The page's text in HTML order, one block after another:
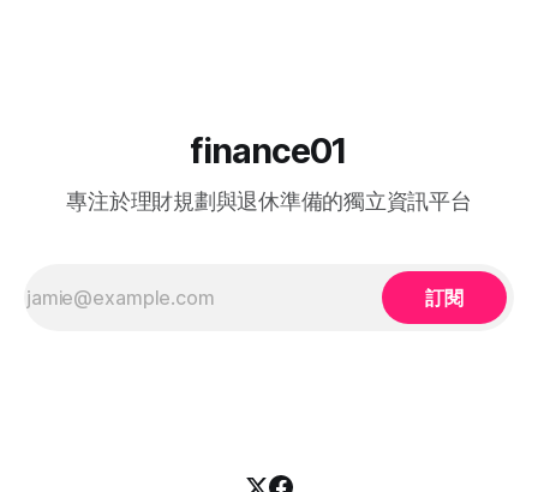
向聘用中高齡人士的僱主發放誘因（在職培訓津貼），以抵銷
finance01
專注於理財規劃與退休準備的獨立資訊平台
訂閱